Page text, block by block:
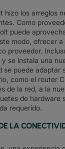
hizo los arreglos
Como
puede
modo, ofrecer
proveedor.
se instala una
puede adaptar
como el router
de la red, a la
de hardware
requerido.
LA